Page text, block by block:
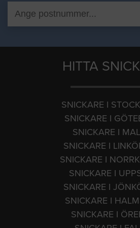
HITTA
SNICKARE I
SNICKARE I
SNICKARE I
SNICKARE I
SNICKARE I
SNICKARE I
SNICKARE I
SNICKARE I
SNICKARE I